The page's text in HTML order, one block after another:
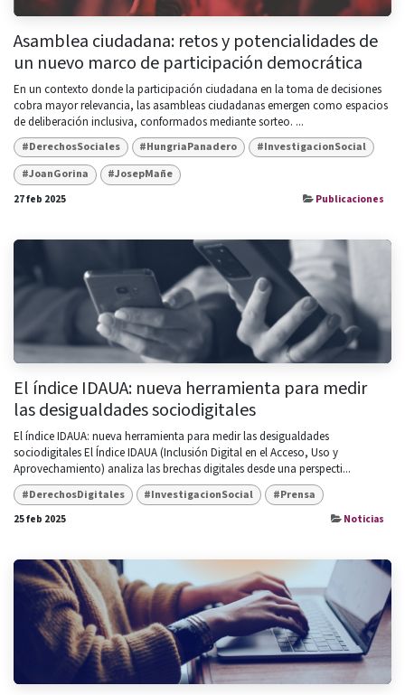
Asamblea ciudadana: retos y potencialidades de
un nuevo marco de participación democrática
En un contexto donde la participación ciudadana en la toma de decisiones
cobra mayor relevancia, las asambleas ciudadanas emergen como espacios
de deliberación inclusiva, conformados mediante sorteo. ...
#DerechosSociales #HungriaPanadero
#InvestigacionSocial
#JoanGorina
#JosepMañe
27 feb 2025
Publicaciones
El índice IDAUA: nueva herramienta para medir
las desigualdades sociodigitales
El índice IDAUA: nueva herramienta para medir las desigualdades
sociodigitales El Índice IDAUA (Inclusión Digital en el Acceso, Uso y
Aprovechamiento) analiza las brechas digitales desde una perspecti...
#DerechosDigitales #InvestigacionSocial
#Prensa
25 feb 2025
Noticias